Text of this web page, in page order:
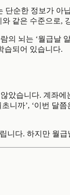
단순한 정보가 아
같은 수준으로,
의 뇌는 ‘월급날
습되어 있습니다.
았습니다. 계좌
니까’, ‘이번 달
니다. 하지만 월